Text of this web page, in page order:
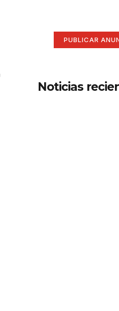
PUBLICAR
Noticias